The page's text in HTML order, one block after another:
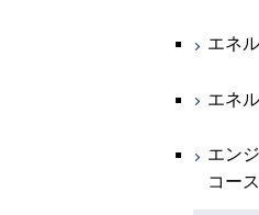
物質
化学
エネ
エネ
地球惑星科学
地球
地球
エネ
エネ
エン
コース